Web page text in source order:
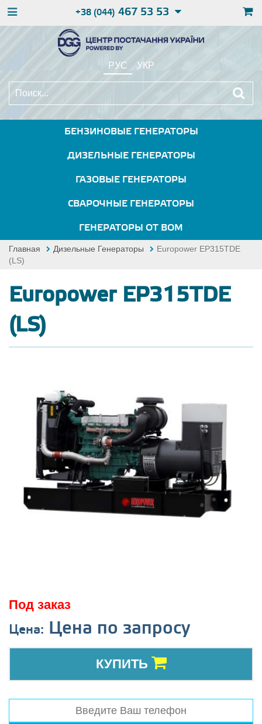
+38 (044) 467 53 53
РУС УКР
БЕНЗИНОВЫЕ ГЕНЕРАТОРЫ
ДИЗЕЛЬНЫЕ ГЕНЕРАТОРЫ
ГАЗОВЫЕ ГЕНЕРАТОРЫ
СВАРОЧНЫЕ ГЕНЕРАТОРЫ
ГЕНЕРАТОРЫ ОТ ВОМ
Главная Дизельные Генераторы
Europower EP315TDE
(LS)
Europower EP315TDE
(LS)
Под заказ
Цена: Цена по запросу
КУПИТЬ